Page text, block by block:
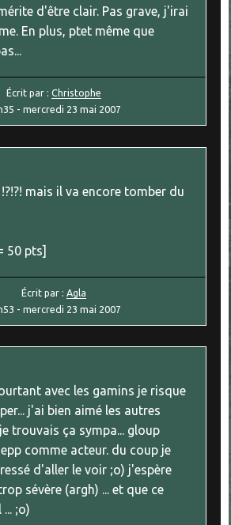
d'être clair. Pas grave, j'irai
En plus, ptet même que
Écrit par : Christophe
- mercredi 23 mai 2007
mais il va encore tomber du
50 pts]
Écrit par : Agla
- mercredi 23 mai 2007
avec les gamins je risque
j'ai bien aimé les autres
trouvais ça sympa... gloup
comme acteur. du coup je
d'aller le voir ;o) j'espère
sévère (argh) ... et que ce
;o)